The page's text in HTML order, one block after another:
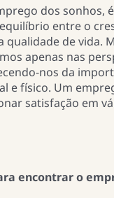
dos sonhos,
entre o
qualidade de vida.
apenas nas
nos da
e físico. Um
satisfação em
encontrar o